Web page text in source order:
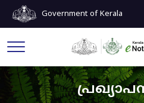
Government of Kerala